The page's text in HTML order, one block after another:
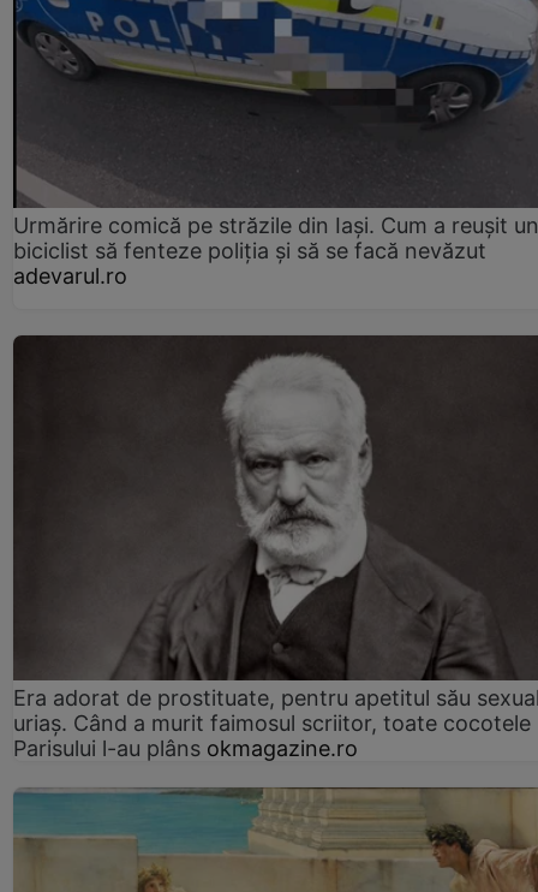
Urmărire comică pe străzile din Iași. Cum a reușit un
biciclist să fenteze poliția și să se facă nevăzut
adevarul.ro
Era adorat de prostituate, pentru apetitul său
uriaș. Când a murit faimosul scriitor, toate cocotele
Parisului l-au plâns okmagazine.ro